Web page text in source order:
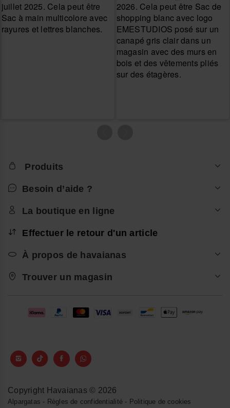
Produits
Besoin d’aide ?
La boutique en ligne
Effectuer le retour d'un article
À propos de havaianas
Trouver un magasin
Copyright Havaianas © 2026
Alpargatas - Règles de confidentialité- Politique de cookies